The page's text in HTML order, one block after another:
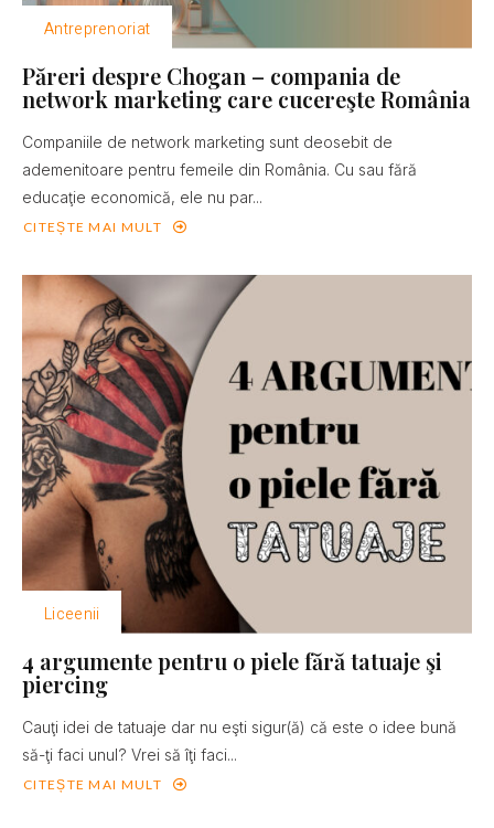
Antreprenoriat
Păreri despre Chogan – compania de
network marketing care cucereşte România
Companiile de network marketing sunt deosebit de
ademenitoare pentru femeile din România. Cu sau fără
educaţie economică, ele nu par...
CITEȘTE MAI MULT
Liceenii
4 argumente pentru o piele fără tatuaje şi
piercing
Cauţi idei de tatuaje dar nu eşti sigur(ă) că este o idee bună
să-ţi faci unul? Vrei să îţi faci...
CITEȘTE MAI MULT